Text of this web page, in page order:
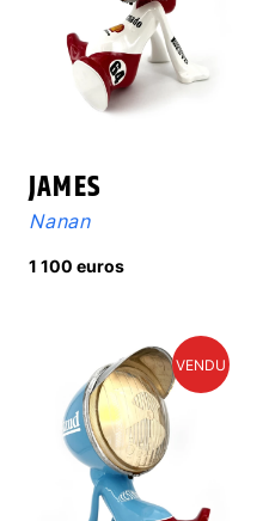
JAMES
Nanan
1 100 euros
VENDU